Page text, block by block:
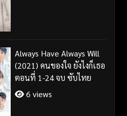
Always Have Always Will
(2021) คนของใจ ยังไงก็เธอ
ตอนที่ 1-24 จบ ซับไทย
6 views